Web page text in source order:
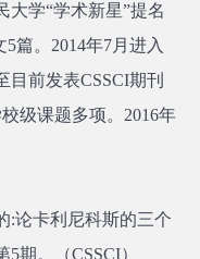
大学“学术新星”提名
5篇。 2014年7月进入
目前发表CSSCI期刊
级课题多项。 2016年
:论卡利尼科斯的三个
期。（CSSCI）